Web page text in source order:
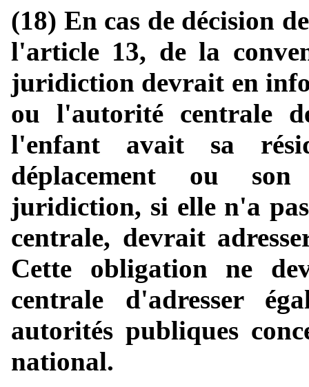
(18) En cas de décision
l'article 13, de la
juridiction devrait en
ou l'autorité centrale
l'enfant avait sa
déplacement ou
juridiction, si elle n'a
centrale, devrait
Cette obligation ne
centrale d'adresser
autorités publiques
national.